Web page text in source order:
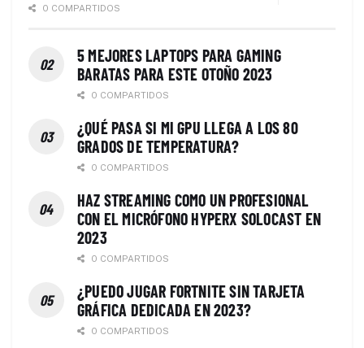
0 COMPARTIDOS
5 MEJORES LAPTOPS PARA GAMING
BARATAS PARA ESTE OTOÑO 2023
0 COMPARTIDOS
¿QUÉ PASA SI MI GPU LLEGA A LOS 80
GRADOS DE TEMPERATURA?
0 COMPARTIDOS
HAZ STREAMING COMO UN PROFESIONAL
CON EL MICRÓFONO HYPERX SOLOCAST EN
2023
0 COMPARTIDOS
¿PUEDO JUGAR FORTNITE SIN TARJETA
GRÁFICA DEDICADA EN 2023?
0 COMPARTIDOS